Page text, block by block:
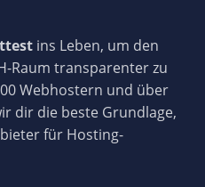
ins Leben, um den
Raum transparenter zu
Webhostern und über
dir die beste Grundlage,
für Hosting-